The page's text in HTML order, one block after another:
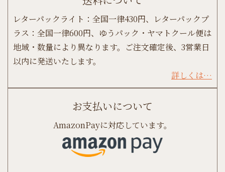
レターパックライト：全国一律430円、レターパックプ
ラス：全国一律600円、ゆうパック・ヤマトクール便は
地域・数量により異なります。ご注文確定後、3営業日
以内に発送いたします。
詳しくは…
お支払いについて
AmazonPayに対応しています。